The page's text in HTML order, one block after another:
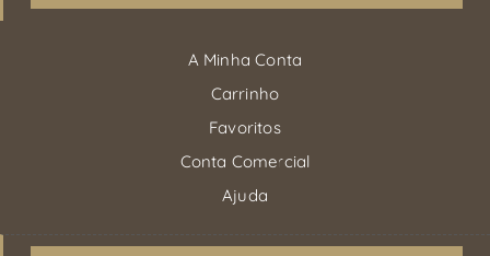
A Minha Conta
Carrinho
Favoritos
Conta Comercial
Ajuda